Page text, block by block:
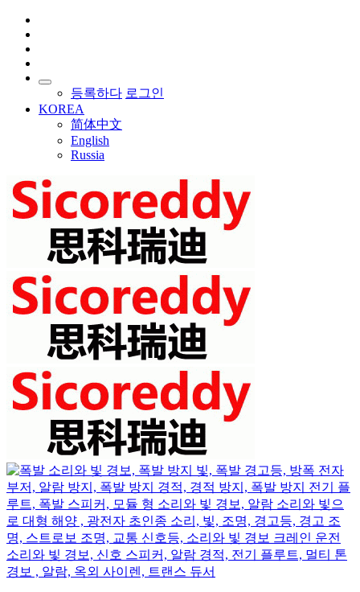
등록하다 로그인
KOREA
简体中文
English
Russia